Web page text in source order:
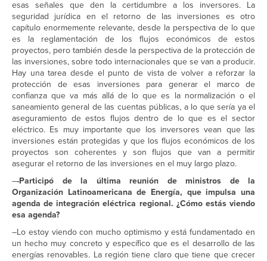
esas señales que den la certidumbre a los inversores. La
seguridad jurídica en el retorno de las inversiones es otro
capítulo enormemente relevante, desde la perspectiva de lo que
es la reglamentación de los flujos económicos de estos
proyectos, pero también desde la perspectiva de la protección de
las inversiones, sobre todo internacionales que se van a producir.
Hay una tarea desde el punto de vista de volver a reforzar la
protección de esas inversiones para generar el marco de
confianza que va más allá de lo que es la normalización o el
saneamiento general de las cuentas públicas, a lo que sería ya el
aseguramiento de estos flujos dentro de lo que es el sector
eléctrico. Es muy importante que los inversores vean que las
inversiones están protegidas y que los flujos económicos de los
proyectos son coherentes y son flujos que van a permitir
asegurar el retorno de las inversiones en el muy largo plazo.
–-Participó de la última reunión de ministros de la
Organización Latinoamericana de Energía, que impulsa una
agenda de integración eléctrica regional. ¿Cómo estás viendo
esa agenda?
–Lo estoy viendo con mucho optimismo y está fundamentado en
un hecho muy concreto y específico que es el desarrollo de las
energías renovables. La región tiene claro que tiene que crecer